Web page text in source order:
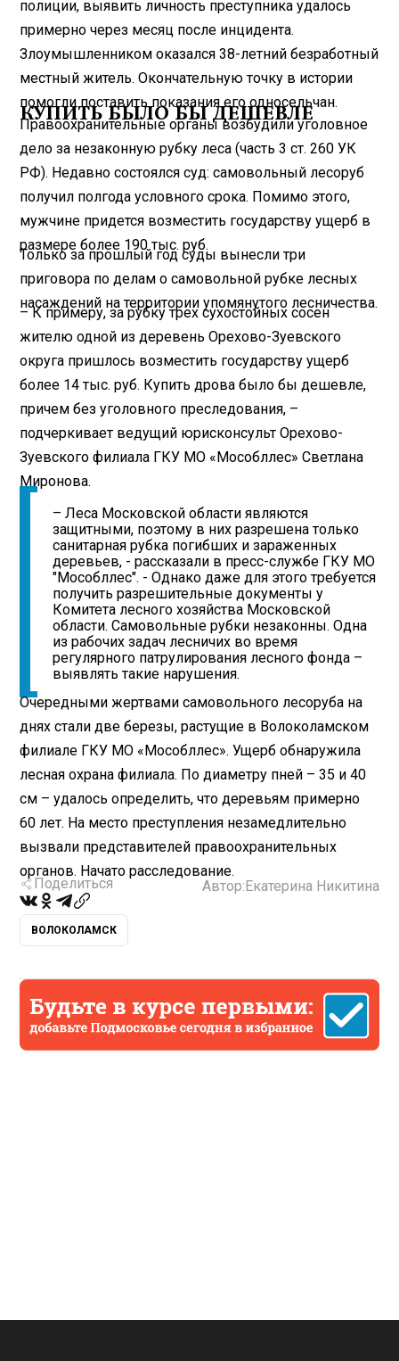
полиции, выявить личность преступника удалось
примерно через месяц после инцидента.
Злоумышленником оказался 38-летний безработный
местный житель. Окончательную точку в истории
помогли поставить показания его односельчан.
КУПИТЬ БЫЛО БЫ ДЕШЕВЛЕ
Правоохранительные органы возбудили уголовное
дело за незаконную рубку леса (часть 3 ст. 260 УК
РФ). Недавно состоялся суд: самовольный лесоруб
получил полгода условного срока. Помимо этого,
мужчине придется возместить государству ущерб в
размере более 190 тыс. руб.
Только за прошлый год суды вынесли три
приговора по делам о самовольной рубке лесных
насаждений на территории упомянутого лесничества.
– К примеру, за рубку трех сухостойных сосен
жителю одной из деревень Орехово-Зуевского
округа пришлось возместить государству ущерб
более 14 тыс. руб. Купить дрова было бы дешевле,
причем без уголовного преследования, –
подчеркивает ведущий юрис­консульт Орехово-
Зуевского филиала ГКУ МО «Мособллес» Светлана
Миронова.
– Леса Московской области являются
защитными, поэтому в них разрешена только
санитарная рубка погибших и зараженных
деревьев, - рассказали в пресс-службе ГКУ МО
"Мособллес". - Однако даже для этого требуется
получить разрешительные документы у
Комитета лесного хозяйства Московской
области. Самовольные рубки незаконны. Одна
из рабочих задач лесничих во время
регулярного патрулирования лесного фонда –
выявлять такие нарушения.
Очередными жертвами самовольного лесоруба на
днях стали две березы, растущие в Волоколамском
филиале ГКУ МО «Мособллес». Ущерб обнаружила
лесная охрана филиала. По диаметру пней – 35 и 40
см – удалось определить, что деревьям примерно
60 лет. На место преступления незамедлительно
вызвали представителей правоохранительных
органов. Начато расследование.
Поделиться Автор:Екатерина Никитина
ВОЛОКОЛАМСК